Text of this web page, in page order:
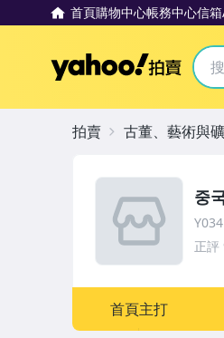
首頁購物中心帳務中心信箱
중
正評
首頁主打
拍賣 古董、藝術與